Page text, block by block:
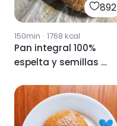
892
150min · 1768 kcal
Pan integral 100%
espelta y semillas 🍞